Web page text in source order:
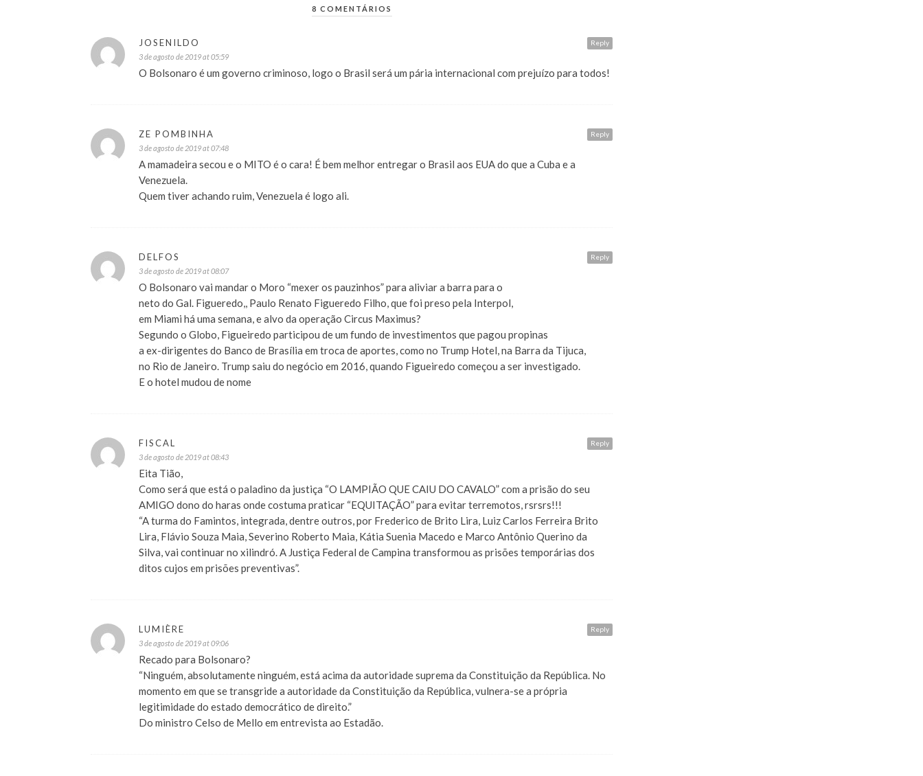
8 COMENTÁRIOS
Reply
JOSENILDO
3 de agosto de 2019 at 05:59
O Bolsonaro é um governo criminoso, logo o Brasil será um pária internacional com prejuízo para todos!
Reply
ZE POMBINHA
3 de agosto de 2019 at 07:48
A mamadeira secou e o MITO é o cara! É bem melhor entregar o Brasil aos EUA do que a Cuba e a
Venezuela.
Quem tiver achando ruim, Venezuela é logo ali.
Reply
DELFOS
3 de agosto de 2019 at 08:07
O Bolsonaro vai mandar o Moro “mexer os pauzinhos” para aliviar a barra para o
neto do Gal. Figueredo,, Paulo Renato Figueredo Filho, que foi preso pela Interpol,
em Miami há uma semana, e alvo da operação Circus Maximus?
Segundo o Globo, Figueiredo participou de um fundo de investimentos que pagou propinas
a ex-dirigentes do Banco de Brasília em troca de aportes, como no Trump Hotel, na Barra da Tijuca,
no Rio de Janeiro. Trump saiu do negócio em 2016, quando Figueiredo começou a ser investigado.
E o hotel mudou de nome
Reply
FISCAL
3 de agosto de 2019 at 08:43
Eita Tião,
Como será que está o paladino da justiça “O LAMPIÃO QUE CAIU DO CAVALO” com a prisão do seu
AMIGO dono do haras onde costuma praticar “EQUITAÇÃO” para evitar terremotos, rsrsrs!!!
“A turma do Famintos, integrada, dentre outros, por Frederico de Brito Lira, Luiz Carlos Ferreira Brito
Lira, Flávio Souza Maia, Severino Roberto Maia, Kátia Suenia Macedo e Marco Antônio Querino da
Silva, vai continuar no xilindró. A Justiça Federal de Campina transformou as prisões temporárias dos
ditos cujos em prisões preventivas”.
Reply
LUMIÈRE
3 de agosto de 2019 at 09:06
Recado para Bolsonaro?
“Ninguém, absolutamente ninguém, está acima da autoridade suprema da Constituição da República. No
momento em que se transgride a autoridade da Constituição da República, vulnera-se a própria
legitimidade do estado democrático de direito.”
Do ministro Celso de Mello em entrevista ao Estadão.